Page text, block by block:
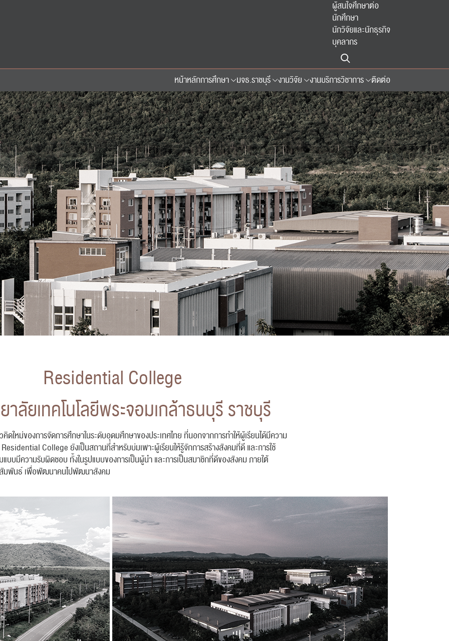
ผู้สนใจศึกษาต่อ
นักศึกษา
นักวิจัยและนักธุรกิจ
บุคลากร
หน้าหลักการศึกษา มจธ.ราชบุรี งานวิจัย งานบริการวิชาการ ติดต่อ
Residential College
ลัยเทคโนโลยีพระจอมเกล้าธนบุรี ราชบุรี
คิดใหม่ของการจัดการศึกษาในระดับอุดมศึกษาของประเทศไทย ที่นอกจากการทำให้ผู้เรียนได้มีความ
College ยังเป็นสถานที่สำหรับบ่มเพาะผู้เรียนให้รู้จักการสร้างสังคมที่ดี และการใช้
บบมีความรับผิดชอบ ทั้งในรูปแบบของการเป็นผู้นำ และการเป็นสมาชิกที่ดีของสังคม ภายใต้
มพันธ์ เพื่อพัฒนาคนไปพัฒนาสังคม